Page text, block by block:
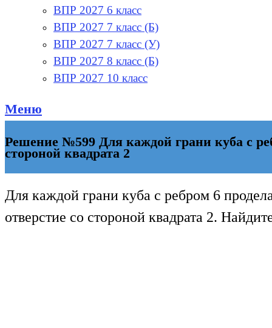
ВПР 2027 6 класс
ВПР 2027 7 класс (Б)
ВПР 2027 7 класс (У)
ВПР 2027 8 класс (Б)
ВПР 2027 10 класс
Меню
Решение №599 Для каждой грани куба с
стороной квадрата 2
Для каждой грани куба с ребром 6
отверстие со стороной квадрата 2.